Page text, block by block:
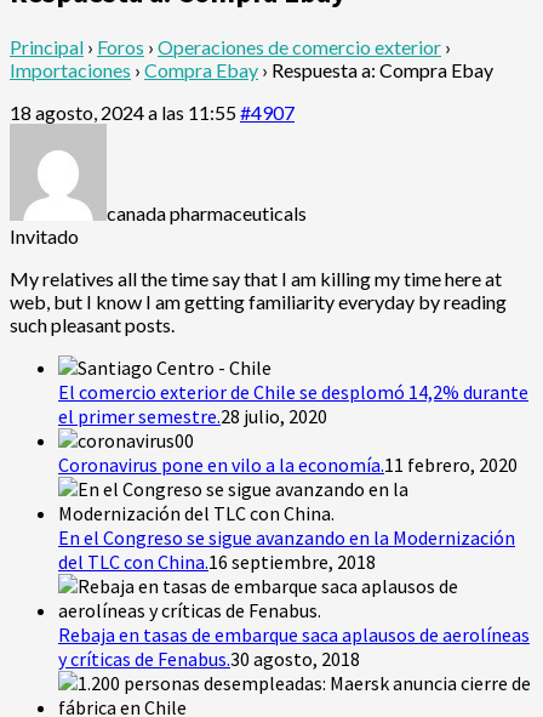
Principal › Foros › Operaciones de comercio exterior ›
Importaciones › Compra Ebay › Respuesta a: Compra Ebay
18 agosto, 2024 a las 11:55#4907
canada pharmaceuticals
Invitado
My relatives all the time say that I am killing my time here at
web, but I know I am getting familiarity everyday by reading
such pleasant posts.
El comercio exterior de Chile se desplomó 14,2% durante
el primer semestre.28 julio, 2020
Coronavirus pone en vilo a la economía.11 febrero, 2020
En el Congreso se sigue avanzando en la Modernización
del TLC con China.16 septiembre, 2018
Rebaja en tasas de embarque saca aplausos de aerolíneas
y críticas de Fenabus.30 agosto, 2018